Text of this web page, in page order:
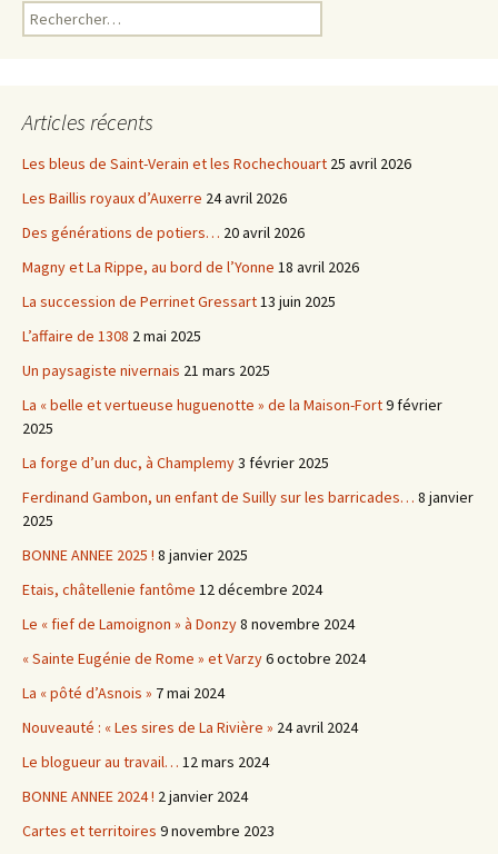
Rechercher :
Articles récents
Les bleus de Saint-Verain et les Rochechouart 25 avril 2026
Les Baillis royaux d’Auxerre 24 avril 2026
Des générations de potiers… 20 avril 2026
Magny et La Rippe, au bord de l’Yonne 18 avril 2026
La succession de Perrinet Gressart13 juin 2025
L’affaire de 1308 2 mai 2025
Un paysagiste nivernais 21 mars 2025
La « belle et vertueuse huguenotte » de la Maison-Fort9 février
2025
La forge d’un duc, à Champlemy3 février 2025
Ferdinand Gambon, un enfant de Suilly sur les barricades… 8 janvier
2025
BONNE ANNEE 2025 ! 8 janvier 2025
Etais, châtellenie fantôme 12 décembre 2024
Le « fief de Lamoignon » à Donzy8 novembre 2024
« Sainte Eugénie de Rome » et Varzy6 octobre 2024
La « pôté d’Asnois » 7 mai 2024
Nouveauté : « Les sires de La Rivière » 24 avril 2024
Le blogueur au travail… 12 mars 2024
BONNE ANNEE 2024 ! 2 janvier 2024
Cartes et territoires 9 novembre 2023